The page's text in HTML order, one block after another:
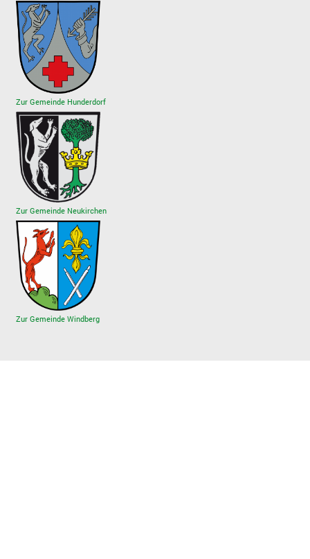
Zur Gemeinde Hunderdorf
Zur Gemeinde Neukirchen
Zur Gemeinde Windberg